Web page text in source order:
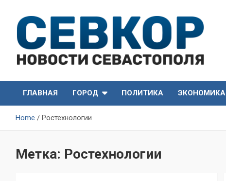
content
СевКор — Новости
Севастополя
Севастополя
ГЛАВНАЯ
ГОРОД ПОЛИТИКА ЭКОНОМИКА
Home Ростехнологии
Метка: Ростехнологии